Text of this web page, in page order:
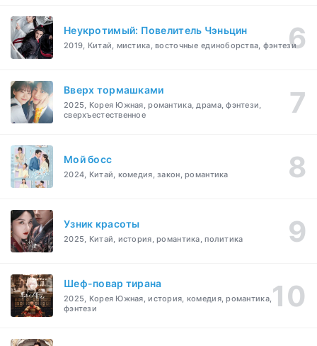
Неукротимый: Повелитель Чэньцин
2019, Китай, мистика, восточные единоборства, фэнтези
Вверх тормашками
2025, Корея Южная, романтика, драма, фэнтези,
сверхъестественное
Мой босс
2024, Китай, комедия, закон, романтика
Узник красоты
2025, Китай, история, романтика, политика
Шеф-повар тирана
2025, Корея Южная, история, комедия, романтика,
фэнтези